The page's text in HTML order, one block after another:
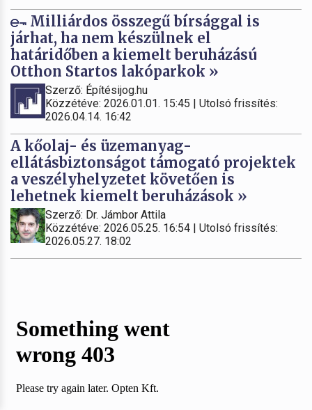
Milliárdos összegű bírsággal is
járhat, ha nem készülnek el
határidőben a kiemelt beruházású
Otthon Startos lakóparkok »
Szerző: Építésijog.hu
Közzétéve: 2026.01.01. 15:45 | Utolsó frissítés:
2026.04.14. 16:42
A kőolaj- és üzemanyag-
ellátásbiztonságot támogató projektek
a veszélyhelyzetet követően is
lehetnek kiemelt beruházások »
Szerző: Dr. Jámbor Attila
Közzétéve: 2026.05.25. 16:54 | Utolsó frissítés:
2026.05.27. 18:02